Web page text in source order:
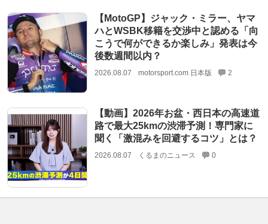
【MotoGP】ジャック・ミラー、ヤマ
ハとWSBK移籍を交渉中と認める「向
こうで何ができるか楽しみ」発表は今
後数週間以内？
2026.08.07 motorsport.com 日本版 2
【動画】2026年お盆・西日本の高速道
路で最大25kmの渋滞予測！専門家に
聞く「激混みを回避するコツ」とは？
2026.08.07 くるまのニュース 0